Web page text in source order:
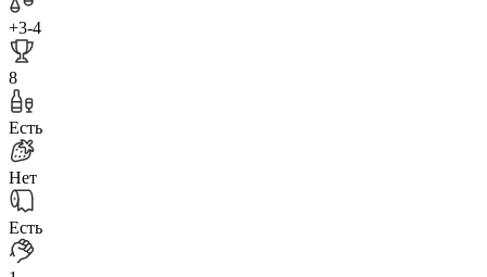
+3-4
8
Есть
Нет
Есть